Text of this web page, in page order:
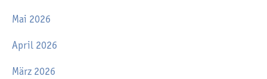
Mai 2026
April 2026
März 2026